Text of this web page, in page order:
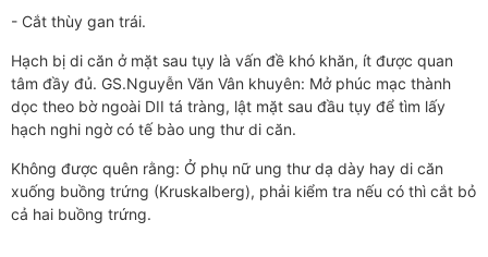
- Cắt thùy gan trái.
Hạch bị di căn ở mặt sau tụy là vấn đề khó khăn, ít được quan
tâm đầy đủ. GS.Nguyễn Văn Vân khuyên: Mở phúc mạc thành
dọc theo bờ ngoài DII tá tràng, lật mặt sau đầu tụy để tìm lấy
hạch nghi ngờ có tế bào ung thư di căn.
Không được quên rằng: Ở phụ nữ ung thư dạ dày hay di căn
xuống buồng trứng (Kruskalberg), phải kiểm tra nếu có thì cắt bỏ
cả hai buồng trứng.